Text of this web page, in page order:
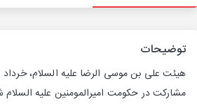
توضیحات
مشارکت در حکومت امیرالمومنین علیه السلام